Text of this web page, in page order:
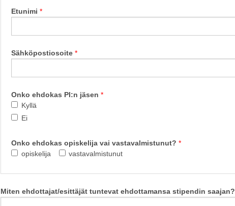
Etunimi
Sähköpostiosoite
Onko ehdokas PI:n jäsen
Kyllä
Ei
Onko ehdokas opiskelija vai vastavalmistunut?
opiskelija
vastavalmistunut
Miten ehdottajat/esittäjät tuntevat ehdottamansa stipendin saajan?